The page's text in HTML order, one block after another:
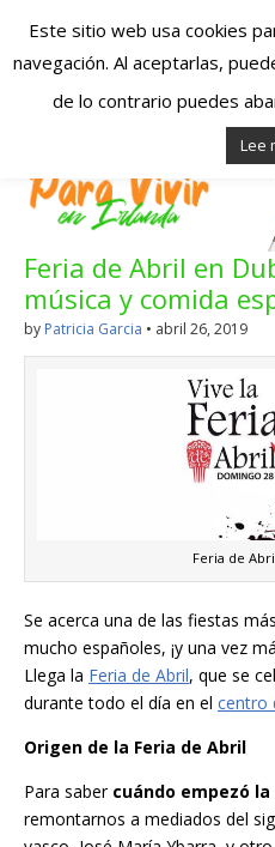
Irlanda
Irlanda
en
Irlanda
Blog dedicado a los que
Feria de Abril en
música y comida
by Patricia Garcia • abril 26, 2019
Feria de
Se acerca una de las fiestas
mucho españoles, ¡y una vez
Llega la Feria de Abril, que se
durante todo el día en el centro
Origen de la Feria de Abril
Para saber cuándo empezó
remontarnos a mediados del
Este sitio web usa cookies
navegación. Al aceptarlas,
de lo contrario puedes
Lee